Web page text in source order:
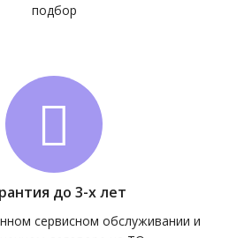
подбор
до 3-х лет
сервисном обслуживании и